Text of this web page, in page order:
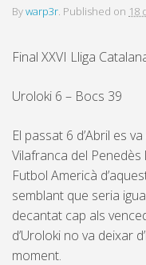
Bywarp3r. Published on 18
Final XXVI Lliga
Uroloki 6 – Bocs 39
El passat 6 d’Abril es
Vilafranca del Penedès
Futbol Americà
semblant que seria
decantat cap als
d’Uroloki no va deixar
moment.